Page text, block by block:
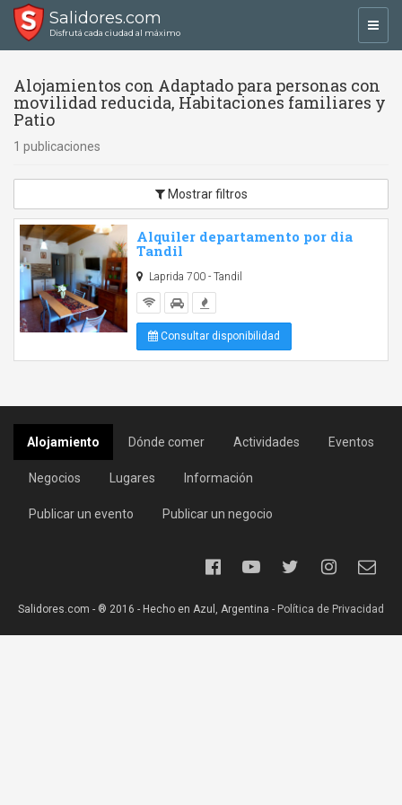
Salidores.com
Disfrutá cada ciudad al máximo
Alojamientos con Adaptado para personas con
movilidad reducida, Habitaciones familiares y
Patio
1 publicaciones
Mostrar filtros
Alquiler departamento por dia
Tandil
Laprida 700 - Tandil
Consultar disponibilidad
Alojamiento Dónde comer Actividades Eventos
Negocios Lugares Información
Publicar un evento Publicar un negocio
Salidores.com - ® 2016 - Hecho en Azul, Argentina - Política de Privacidad